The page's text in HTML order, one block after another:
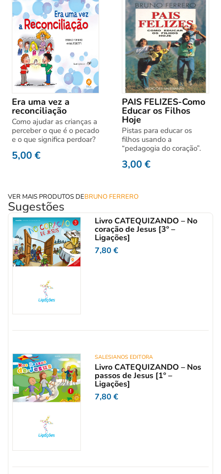
Era uma vez a
reconciliação
Como ajudar as crianças a
perceber o que é o pecado
e o que significa perdoar?
5,00€
PAIS FELIZES-Como
Educar os Filhos
Hoje
Pistas para educar os
filhos usando a
“pedagogia do coração”.
3,00€
VER MAIS PRODUTOS DEBRUNO FERRERO
Sugestões
Livro CATEQUIZANDO – No
coração de Jesus [3º –
Ligações]
7,80€
SALESIANOS EDITORA
Livro CATEQUIZANDO – Nos
passos de Jesus [1º –
Ligações]
7,80€